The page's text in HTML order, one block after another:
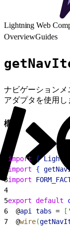
Lightning Web
OverviewGuides
ナビゲーション
アダプタを使用し
構文
import {
import {
3import
4
5export default
6
  @
api tabs = [
7
  @
wire(